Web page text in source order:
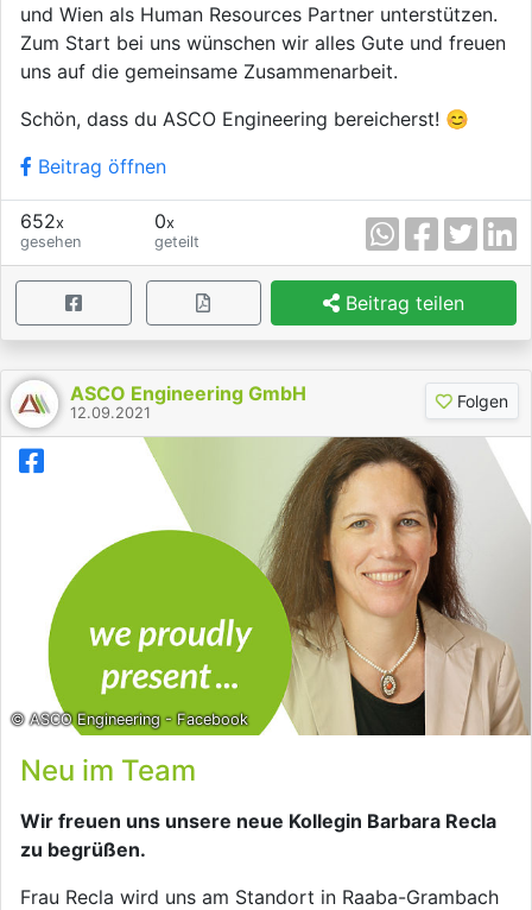
und Wien als Human Resources Partner unterstützen.
Zum Start bei uns wünschen wir alles Gute und freuen
uns auf die gemeinsame Zusammenarbeit.
Schön, dass du ASCO Engineering bereicherst! 😊
Beitrag öffnen
652x
gesehen
0x
geteilt
Beitrag teilen
ASCO Engineering GmbH
12.09.2021
Folgen
© ASCO Engineering - Facebook
Neu im Team
Wir freuen uns unsere neue Kollegin Barbara Recla
zu begrüßen.
Frau Recla wird uns am Standort in Raaba-Grambach